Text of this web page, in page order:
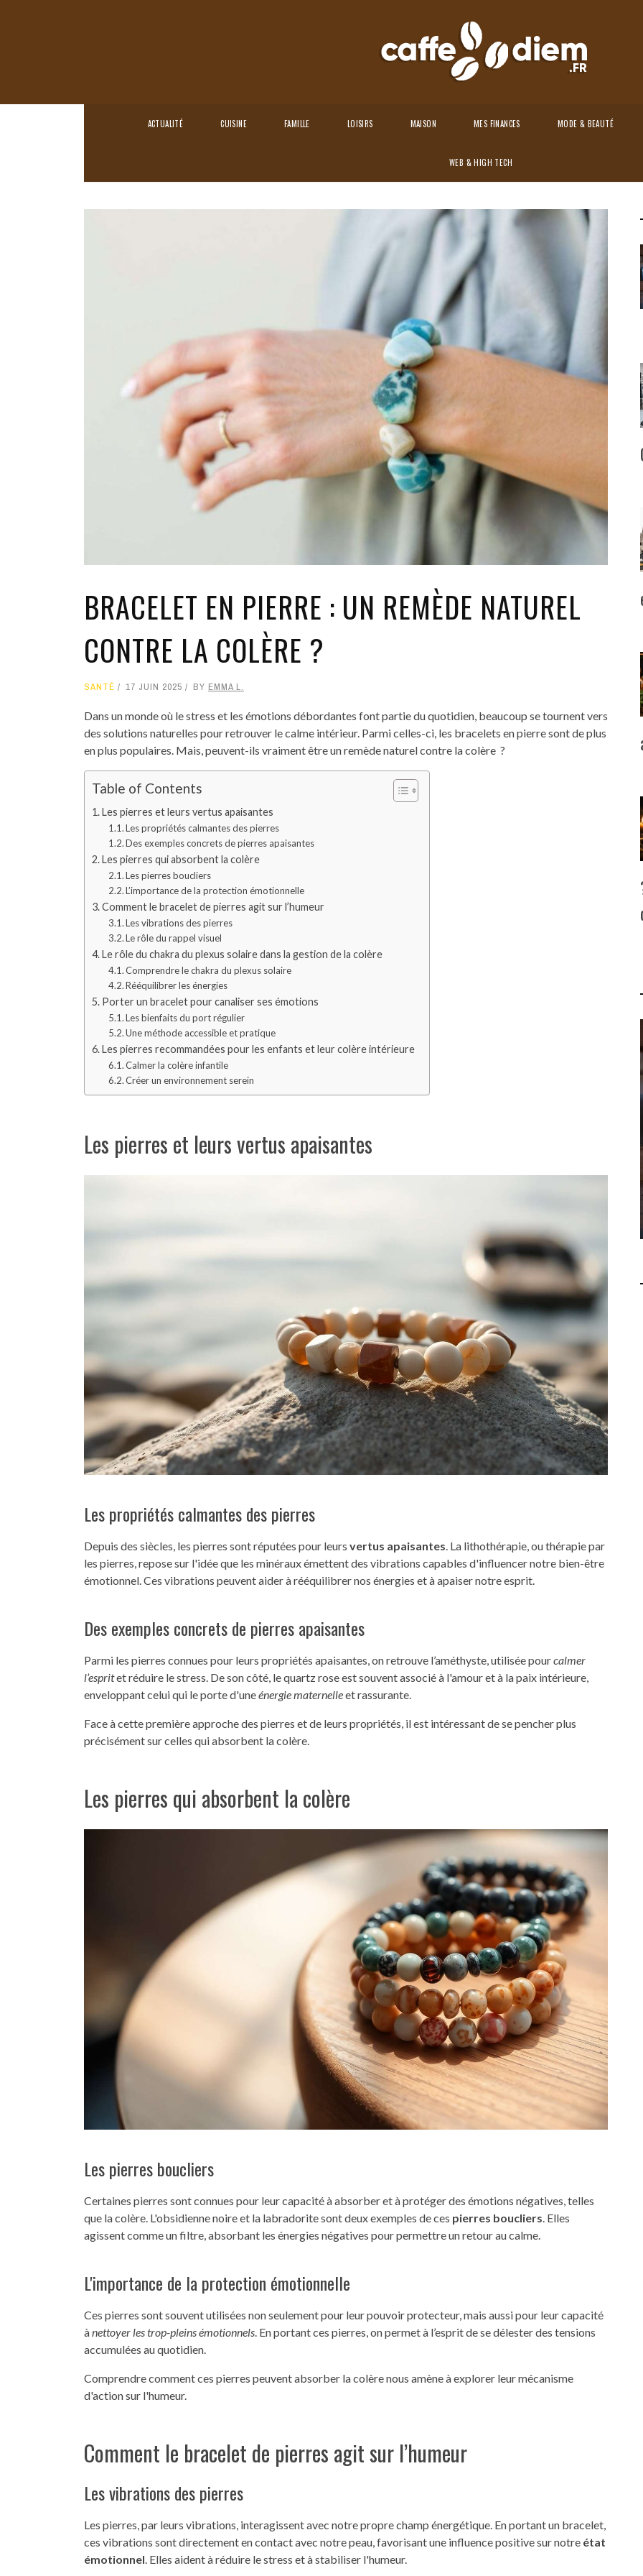
ACTUALITÉ CUISINE FAMILLE LOISIRS MAISON MES FINANCES MODE & BEAUTÉ
WEB & HIGH TECH
BRACELET EN PIERRE : UN REMÈDE NATUREL
CONTRE LA COLÈRE ?
SANTÉ 17 JUIN 2025 BY EMMA L.
Dans un monde où le stress et les émotions débordantes font partie du quotidien, beaucoup se tournent vers
des solutions naturelles pour retrouver le calme intérieur. Parmi celles-ci, les bracelets en pierre sont de plus
en plus populaires. Mais, peuvent-ils vraiment être un remède naturel contre la colère ?
Table of Contents
Les pierres et leurs vertus apaisantes
Les propriétés calmantes des pierres
Des exemples concrets de pierres apaisantes
Les pierres qui absorbent la colère
Les pierres boucliers
L’importance de la protection émotionnelle
Comment le bracelet de pierres agit sur l’humeur
Les vibrations des pierres
Le rôle du rappel visuel
Le rôle du chakra du plexus solaire dans la gestion de la colère
Comprendre le chakra du plexus solaire
Rééquilibrer les énergies
Porter un bracelet pour canaliser ses émotions
Les bienfaits du port régulier
Une méthode accessible et pratique
Les pierres recommandées pour les enfants et leur colère intérieure
Calmer la colère infantile
Créer un environnement serein
Les pierres et leurs vertus apaisantes
Les propriétés calmantes des pierres
Depuis des siècles, les pierres sont réputées pour leurs vertus apaisantes. La lithothérapie, ou thérapie par
les pierres, repose sur l'idée que les minéraux émettent des vibrations capables d'influencer notre bien-être
émotionnel. Ces vibrations peuvent aider à rééquilibrer nos énergies et à apaiser notre esprit.
Des exemples concrets de pierres apaisantes
Parmi les pierres connues pour leurs propriétés apaisantes, on retrouve l’améthyste, utilisée pourcalmer
l’espritet réduire le stress. De son côté, le quartz rose est souvent associé à l'amour et à la paix intérieure,
enveloppant celui qui le porte d'uneénergie maternelleet rassurante.
Face à cette première approche des pierres et de leurs propriétés, il est intéressant de se pencher plus
précisément sur celles qui absorbent la colère.
Les pierres qui absorbent la colère
Les pierres boucliers
Certaines pierres sont connues pour leur capacité à absorber et à protéger des émotions négatives, telles
que la colère. L'obsidienne noire et la labradorite sont deux exemples de ces pierres boucliers . Elles
agissent comme un filtre, absorbant les énergies négatives pour permettre un retour au calme.
L'importance de la protection émotionnelle
Ces pierres sont souvent utilisées non seulement pour leur pouvoir protecteur, mais aussi pour leur capacité
ànettoyer les trop-pleins émotionnels . En portant ces pierres, on permet à l’esprit de se délester des tensions
accumulées au quotidien.
Comprendre comment ces pierres peuvent absorber la colère nous amène à explorer leur mécanisme
d'action sur l'humeur.
Comment le bracelet de pierres agit sur l’humeur
Les vibrations des pierres
Les pierres, par leurs vibrations, interagissent avec notre propre champ énergétique. En portant un bracelet,
ces vibrations sont directement en contact avec notre peau, favorisant une influence positive sur notre état
émotionnel . Elles aident à réduire le stress et à stabiliser l'humeur.
LOISIRS 15 JUILLET 2026